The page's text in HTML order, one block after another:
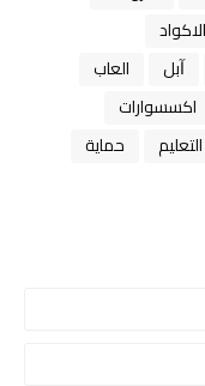
الاكواد
ﺁﺑﻞ
العاب
اكسسوارات
التعليم
حماية